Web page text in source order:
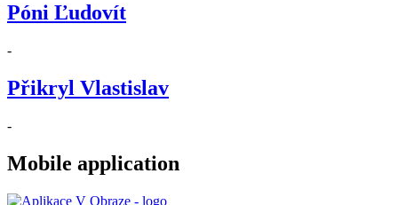
Póni Ľudovít
-
Přikryl Vlastislav
-
Mobile application